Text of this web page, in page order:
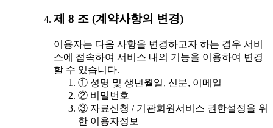
제 8 조 (계약사항의 변경)
이용자는 다음 사항을 변경하고자 하는 경우 서비
스에 접속하여 서비스 내의 기능을 이용하여 변경
할 수 있습니다.
① 성명 및 생년월일, 신분, 이메일
② 비밀번호
③ 자료신청 / 기관회원서비스 권한설정을 위
한 이용자정보